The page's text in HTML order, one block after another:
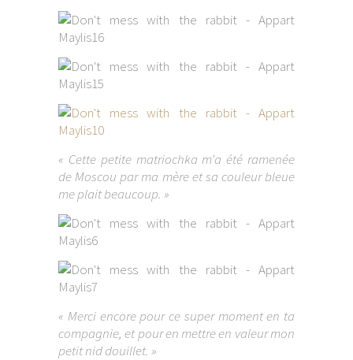
« Cette petite matriochka m’a été ramenée
de Moscou par ma mère et sa couleur bleue
me plait beaucoup. »
« Merci encore pour ce super moment en ta
compagnie, et pour en mettre en valeur mon
petit nid douillet. »